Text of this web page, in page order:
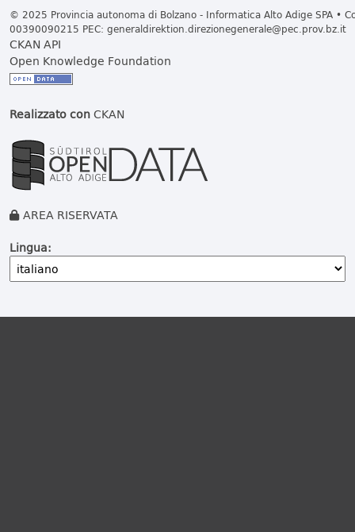
© 2025 Provincia autonoma di Bolzano - Informatica Alto Adige SPA •
00390090215 PEC: generaldirektion.direzionegenerale@pec.prov.bz.it
CKAN API
Open Knowledge Foundation
Realizzato conCKAN
AREA RISERVATA
Lingua